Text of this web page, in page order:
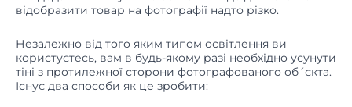
користуєтесь, вам в будь-якому разі необхідно усунути
тіні з протилежної сторони фотографованого об´єкта.
Існує два способи як це зробити: